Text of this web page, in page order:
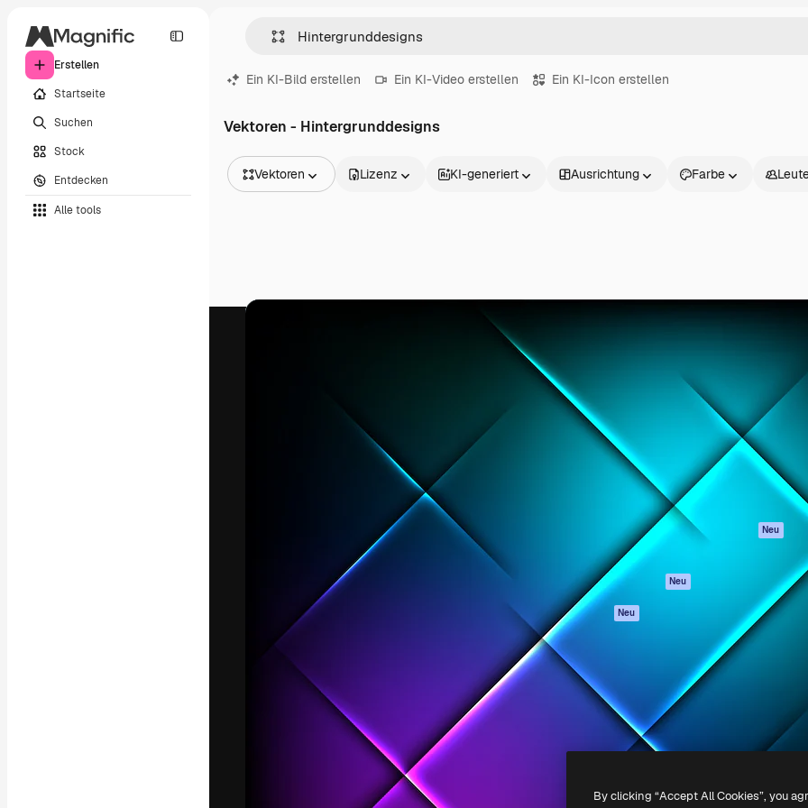
Erstellen
Startseite
Suchen
Stock
Entdecken
Alle tools
Ein KI-Bild erstellen Ein KI-Video erstellen Ein KI-Icon erstellen
Vektoren - Hintergrunddesigns
Vektoren
Videos
Lizenz KI-generiert Ausrichtung Farbe
Die kreative Plattform, um deine beste
Arbeit zu verwirklichen. Mehr als 1 Million
Abonnenten unter Kreativen, Unternehmen,
Agenturen und Studios.
Produkte
Spaces
KI-Assistent
KI-Bildgenerator
KI-Videogenerator
Stimmengenerator
Stock-Inhalte
MCP für
Claude/ChatGPT
Neu
Agenten Neu
API
Mobile App
Alle Magnific-Tools
Academy
Dokumentation
Support
AGB
Neu
Unternehmen
Copyright © 2010- 2026Freepik Company S.L.U. Alle Rechte vorbehalten
By clicking “Accept All Cookies”, you